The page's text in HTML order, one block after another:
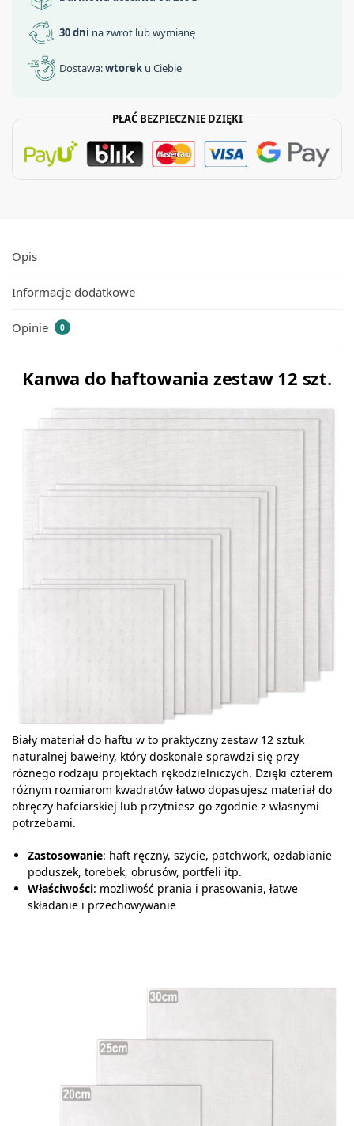
30 dni na zwrot lub wymianę
Dostawa:wtorek u Ciebie
PŁAĆ BEZPIECZNIE DZIĘKI
Opis
Informacje dodatkowe
Opinie 0
Kanwa do haftowania zestaw 12 szt.
Biały materiał do haftu w to praktyczny zestaw 12 sztuk
naturalnej bawełny, który doskonale sprawdzi się przy
różnego rodzaju projektach rękodzielniczych. Dzięki czterem
różnym rozmiarom kwadratów łatwo dopasujesz materiał do
obręczy hafciarskiej lub przytniesz go zgodnie z własnymi
potrzebami.
Zastosowanie: haft ręczny, szycie, patchwork, ozdabianie
poduszek, torebek, obrusów, portfeli itp.
Właściwości: możliwość prania i prasowania, łatwe
składanie i przechowywanie